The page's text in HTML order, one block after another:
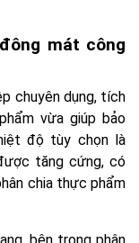
mát công
chuyên dụng, tích
vừa giúp bảo
độ tùy chọn là
tăng cứng, có
chia thực phẩm